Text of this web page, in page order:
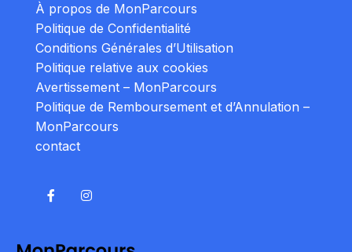
À propos de MonParcours
Politique de Confidentialité
Conditions Générales d’Utilisation
Politique relative aux cookies
Avertissement – MonParcours
Politique de Remboursement et d’Annulation –
MonParcours
contact